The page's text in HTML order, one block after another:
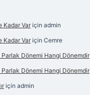
Kadar Var için admin
Kadar Var için Cemre
Dönemi Hangi Dönemdir
Dönemi Hangi Dönemdir
için admin